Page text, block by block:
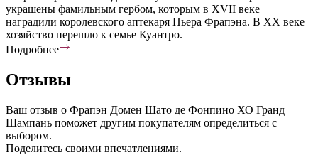
украшены фамильным гербом, которым в XVII веке
наградили королевского аптекаря Пьера Фрапэна. В XX веке
хозяйство перешло к семье Куантро.
Подробнее
Отзывы
Ваш отзыв о Фрапэн Домен Шато де Фонпино ХО Гранд
Шампань поможет другим покупателям определиться с
выбором.
Поделитесь своими впечатлениями.